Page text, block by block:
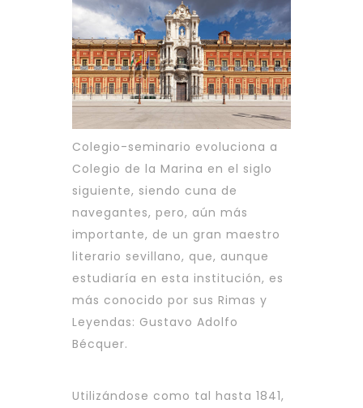
Colegio-seminario evoluciona a
Colegio de la Marina en el siglo
siguiente, siendo cuna de
navegantes, pero, aún más
importante, de un gran maestro
literario sevillano, que, aunque
estudiaría en esta institución, es
más conocido por sus Rimas y
Leyendas: Gustavo Adolfo
Bécquer.
Utilizándose como tal hasta 1841,